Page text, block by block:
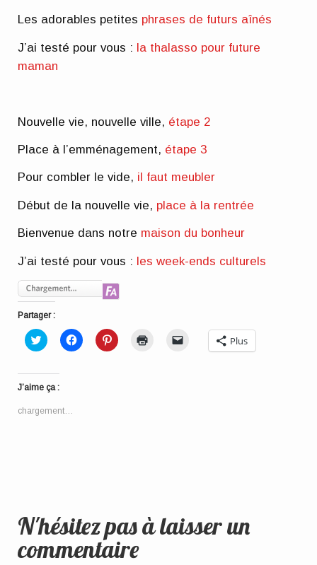
Les adorables petites phrases de futurs aînés
J’ai testé pour vous : la thalasso pour future
maman
Nouvelle vie, nouvelle ville, étape 2
Place à l’emménagement, étape 3
Pour combler le vide, il faut meubler
Début de la nouvelle vie, place à la rentrée
Bienvenue dans notre maison du bonheur
J’ai testé pour vous : les week-ends culturels
Partager :
Cliquez
pour
Twitter(ouvre
dans
une
fenêtre)
Cliquez
pour
Cliquez
pour
Cliquer
imprimer(ouvre
envoyer
Plus
J’aime ça :
chargement…
N'hésitez pas à laisser un
commentaire